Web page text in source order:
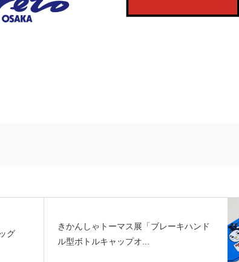
グ
きかんしゃトーマス展「ブレーキハンド
ル型ボトルキャップオ...